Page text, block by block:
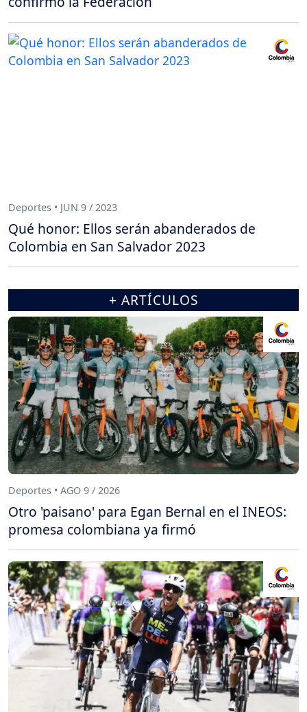
Deportes • JUN 9 / 2023
Qué honor: Ellos serán abanderados de
Colombia en San Salvador 2023
+ ARTÍCULOS
Deportes • AGO 9 / 2026
Otro 'paisano' para Egan Bernal en el INEOS:
promesa colombiana ya firmó